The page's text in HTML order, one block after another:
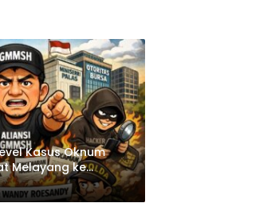
Kasus Oknum
Melayang ke